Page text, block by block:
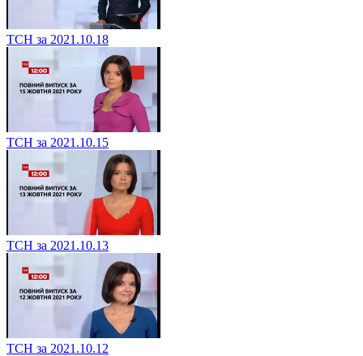
ТСН за 2021.10.18
ТСН за 2021.10.15
ТСН за 2021.10.13
ТСН за 2021.10.12